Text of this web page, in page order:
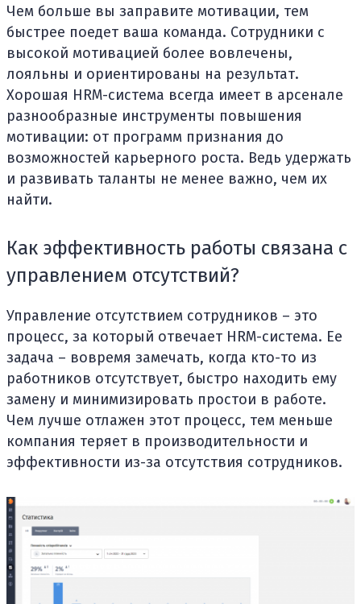
Чем больше вы заправите мотивации, тем
быстрее поедет ваша команда. Сотрудники с
высокой мотивацией более вовлечены,
лояльны и ориентированы на результат.
Хорошая HRM-система всегда имеет в арсенале
разнообразные инструменты повышения
мотивации: от программ признания до
возможностей карьерного роста. Ведь удержать
и развивать таланты не менее важно, чем их
найти.
Как эффективность работы связана с
управлением отсутствий?
Управление отсутствием сотрудников – это
процесс, за который отвечает HRM-система. Ее
задача – вовремя замечать, когда кто-то из
работников отсутствует, быстро находить ему
замену и минимизировать простои в работе.
Чем лучше отлажен этот процесс, тем меньше
компания теряет в производительности и
эффективности из-за отсутствия сотрудников.